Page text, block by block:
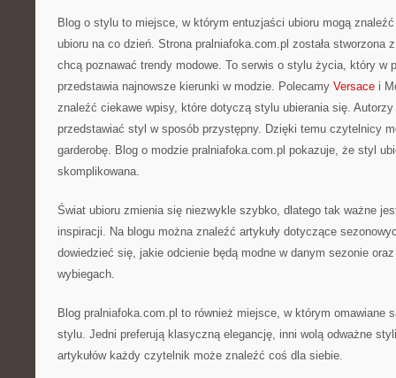
Blog o stylu to miejsce, w którym entuzjaści ubioru mogą
ubioru na co dzień. Strona pralniafoka.com.pl została stworzona
chcą poznawać trendy modowe. To serwis o stylu życia, który w
przedstawia najnowsze kierunki w modzie. Polecamy Versace i
znaleźć ciekawe wpisy, które dotyczą stylu ubierania się.
przedstawiać styl w sposób przystępny. Dzięki temu czytelnicy
garderobę. Blog o modzie pralniafoka.com.pl pokazuje, że styl
skomplikowana.
Świat ubioru zmienia się niezwykle szybko, dlatego tak ważne
inspiracji. Na blogu można znaleźć artykuły dotyczące
dowiedzieć się, jakie odcienie będą modne w danym sezonie
wybiegach.
Blog pralniafoka.com.pl to również miejsce, w którym omawiane
stylu. Jedni preferują klasyczną elegancję, inni wolą odważne
artykułów każdy czytelnik może znaleźć coś dla siebie.